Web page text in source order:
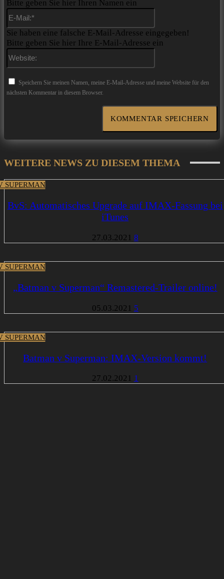
Bitte geben Sie hier Ihren Namen ein
Sie haben eine falsche E-Mail-Adresse eingegeben!
Bitte geben Sie hier Ihre E-Mail-Adresse ein
Speichern Sie meinen Namen, meine E-Mail-Adresse und meine Website für den
nächsten Kommentar in diesem Browser.
WEITERE NEWS ZU DIESEM THEMA
SUPERMAN
BvS: Automatisches Upgrade auf IMAX-Fassung bei
iTunes
27.03.2021 8
SUPERMAN
„Batman v Superman“ Remastered-Trailer online!
05.03.2021 5
SUPERMAN
Batman v Superman: IMAX-Version kommt!
27.02.2021 1